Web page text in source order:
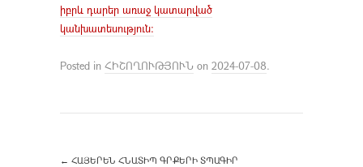
իբրև դարեր առաջ կատարված
կանխատեսություն։
Posted in ՀԻՇՈՂՈՒԹՅՈՒՆ on 2024-07-08.
← ՀԱՅԵՐԵՆ ՀՆԱՏԻՊ ԳՐՔԵՐԻ ՏՊԱԳԻՐ